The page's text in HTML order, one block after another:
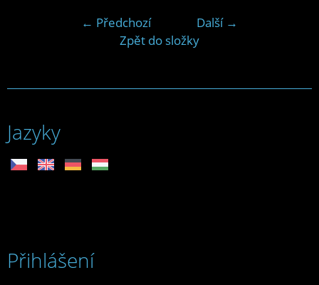
← Předchozí
Další →
Zpět do složky
Jazyky
Přihlášení